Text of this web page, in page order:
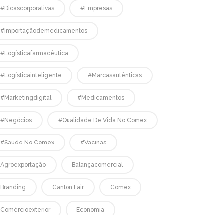
#dicascorporativas #empresas
#Importaçãodemedicamentos
#logísticafarmacêutica
#logísticainteligente #marcasautênticas
#marketingdigital #medicamentos
#negócios #qualidade De Vida No Comex
#saúde No Comex #vacinas
Agroexportação Balançacomercial
Branding Canton Fair Comex
Comércioexterior Economia